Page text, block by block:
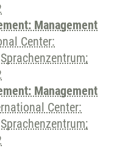
Management
Center:
Management
Center: